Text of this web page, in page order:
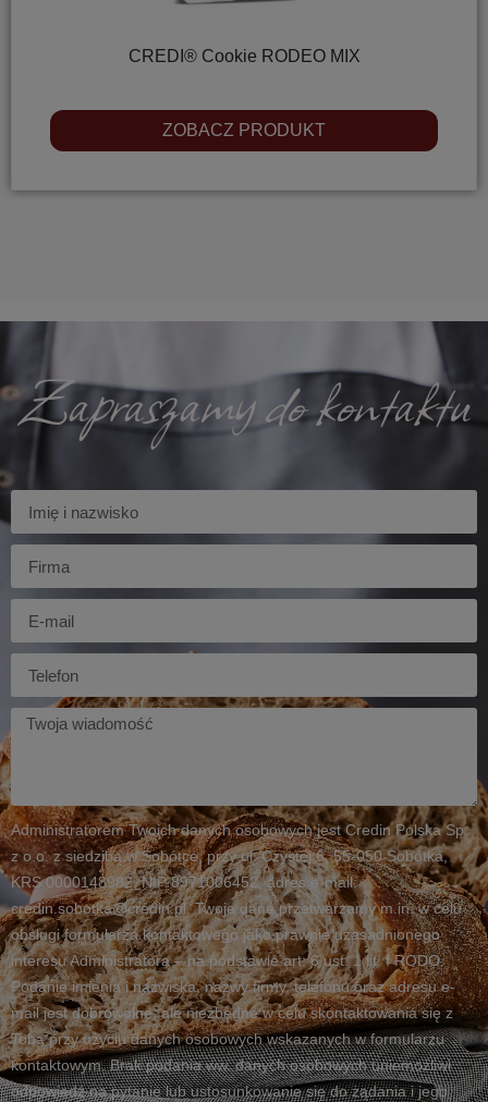
CREDI® Cookie RODEO MIX
ZOBACZ PRODUKT
Zapraszamy do kontaktu
Twoja
wiadomość
Administratorem Twoich danych osobowych jest Credin Polska Sp.
z o.o. z siedzibą w Sobótce, przy ul. Czystej 6, 55-050 Sobótka,
KRS 0000148982, NIP 8971006452, adres e-mail:
credin.sobotka@credin.pl. Twoje dane przetwarzamy m.in. w celu
obsługi formularza kontaktowego jako prawnie uzasadnionego
interesu Administratora – na podstawie art. 6 ust. 1 lit. f RODO.
Podanie imienia i nazwiska, nazwy firmy, telefonu oraz adresu e-
mail jest dobrowolne, ale niezbędne w celu skontaktowania się z
Tobą przy użyciu danych osobowych wskazanych w formularzu
kontaktowym. Brak podania ww. danych osobowych uniemożliwi
odpowiedź na pytanie lub ustosunkowanie się do żądania i jego